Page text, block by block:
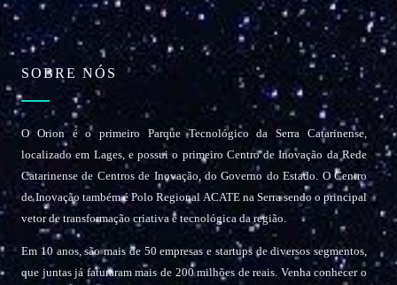
SOBRE NÓS
O Orion é o primeiro Parque Tecnológico da Serra Catarinense,
localizado em Lages, e possui o primeiro Centro de Inovação da Rede
Catarinense de Centros de Inovação, do Governo do Estado. O Centro
de Inovação também é Polo Regional ACATE na Serra sendo o principal
vetor de transformação criativa e tecnológica da região.
Em 10 anos, são mais de 50 empresas e startups de diversos segmentos,
que juntas já faturaram mais de 200 milhões de reais. Venha conhecer o